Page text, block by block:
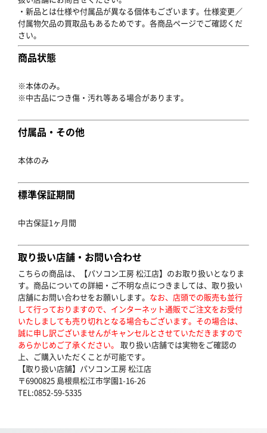
・新品とは仕様や付属品が異なる個体もございます。仕様変更／
付属物欠品の買取品もあるためです。各商品ページでご確認くだ
さい。
商品状態
※本体のみ。
※中古品につき傷・汚れ等ある場合があります。
付属品・その他
本体のみ
標準保証期間
中古保証1ヶ月間
取り扱い店舗・お問い合わせ
こちらの商品は、【パソコン工房 松江店】のお取り扱いとなりま
す。商品についての詳細・ご不明な点につきましては、取り扱い
店舗にお問い合わせをお願いします。 なお、店頭での販売も並行
して行っておりますので、インターネット通販でご注文をお受付
いたしましても売り切れとなる場合もございます。その場合は、
誠に申し訳ございませんがキャンセルとさせていただきますので
あらかじめご了承ください。 取り扱い店舗では実物をご確認の
上、ご購入いただくことが可能です。
【取り扱い店舗】パソコン工房 松江店
〒6900825 島根県松江市学園1-16-26
TEL:0852-59-5335